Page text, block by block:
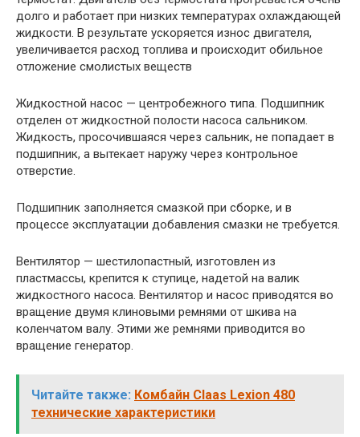
долго и работает при низких температурах охлаждающей
жидкости. В результате ускоряется износ двигателя,
увеличивается расход топлива и происходит обильное
отложение смолистых веществ
Жидкостной насос — центробежного типа. Подшипник
отделен от жидкостной полости насоса сальником.
Жидкость, просочившаяся через сальник, не попадает в
подшипник, а вытекает наружу через контрольное
отверстие.
Подшипник заполняется смазкой при сборке, и в
процессе эксплуатации добавления смазки не требуется.
Вентилятор — шестилопастный, изготовлен из
пластмассы, крепится к ступице, надетой на валик
жидкостного насоса. Вентилятор и насос приводятся во
вращение двумя клиновыми ремнями от шкива на
коленчатом валу. Этими же ремнями приводится во
вращение генератор.
Читайте также: Комбайн Claas Lexion 480
технические характеристики